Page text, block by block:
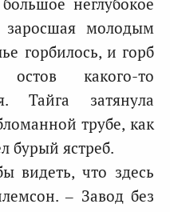
молодым
горбилось, и горб
какого-то
Тайга затянула
трубе, как
бурый ястреб.
видеть, что здесь
– Завод без